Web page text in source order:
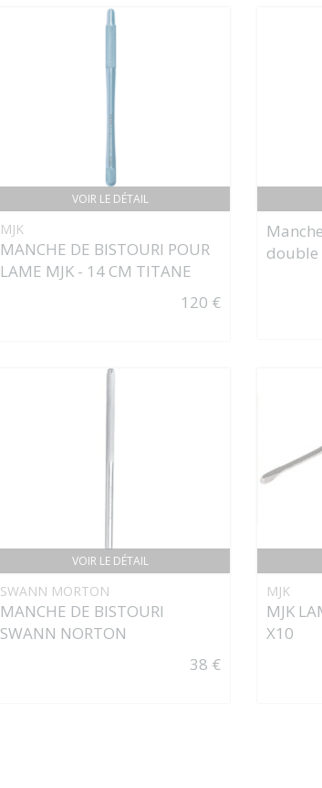
VOIR LE DÉTAIL
MJK
MANCHE DE BISTOURI POUR
LAME MJK - 14 CM TITANE
120 €
double
VOIR LE DÉTAIL
SWANN MORTON
MANCHE DE BISTOURI
SWANN NORTON
38 €
MJK
MJK
X10